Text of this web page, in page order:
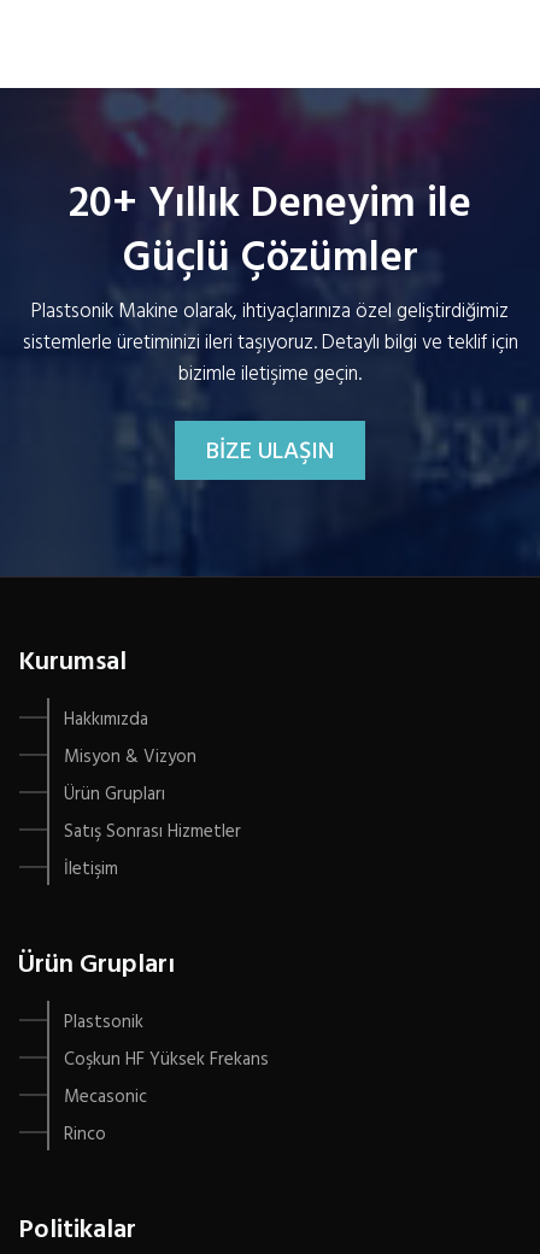
20+ Yıllık Deneyim ile
Güçlü Çözümler
Plastsonik Makine olarak, ihtiyaçlarınıza özel geliştirdiğimiz
sistemlerle üretiminizi ileri taşıyoruz. Detaylı bilgi ve teklif için
bizimle iletişime geçin.
BİZE ULAŞIN
Kurumsal
Hakkımızda
Misyon & Vizyon
Ürün Grupları
Satış Sonrası Hizmetler
İletişim
Ürün Grupları
Plastsonik
Coşkun HF Yüksek Frekans
Mecasonic
Rinco
Politikalar